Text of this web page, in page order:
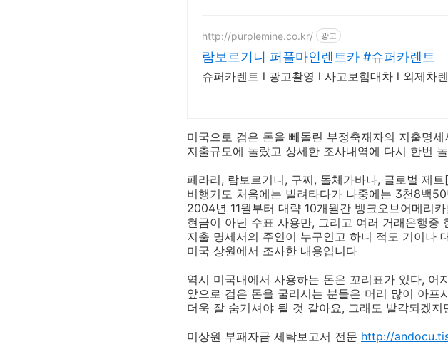
http://purplemine.co.kr/ 광고
람보르기니 퍼플마인렌트카 #슈퍼카렌트
슈퍼카렌트 l 광고촬영 l 사고보험대차 l 외제차
미국으로 검은 돈을 빼돌린 부정축재자의 지출명
지출규모에 놀랐고 상세한 조사내역에 다시 한번
페라리, 람보르기니, 구찌, 돌체가바나, 글로벌 제
비행기도 처음에는 빌려타다가 나중에는 3천8백
2004년 11월부터 대략 10개월간 뱅크오브어메리
현금이 아닌 수표 사용만, 그리고 여러 거래은행중
지출 명세서의 주인이 누구인고 하니 적도 기이나
미국 상원에서 조사한 내용입니다
역시 미국내에서 사용하는 돈은 꼬리표가 있다, 어
앞으로 검은 돈을 굴리시는 분들은 머리 많이 아프
더욱 잘 숨기셔야 될 것 같아요, 그래도 발각되겠지
미상원 부패자금 세탁보고서 전문 http://